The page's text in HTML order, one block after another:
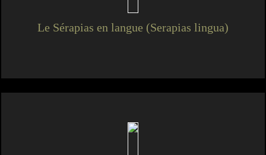
Le Sérapias en langue (Serapias lingua)